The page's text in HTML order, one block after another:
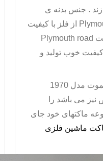
. جنس بدنه ی
از فلز با کیفیت
Plymouth road
خوب تولید و
شما می توانید ماشین فلزی پلیموت مدل 1970
می باشد را
ماکتهای خود جای
ماشین فلزی